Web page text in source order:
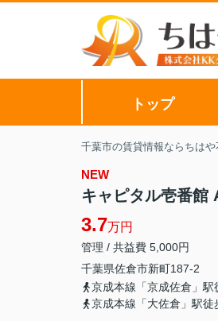
トップ
千葉市の賃貸情報ならちはや
NEW
キャピタル壱番館
3.7万円
管理 / 共益費 5,000円
千葉県佐倉市新町187-2
京成本線「京成佐倉」駅
京成本線「大佐倉」駅徒